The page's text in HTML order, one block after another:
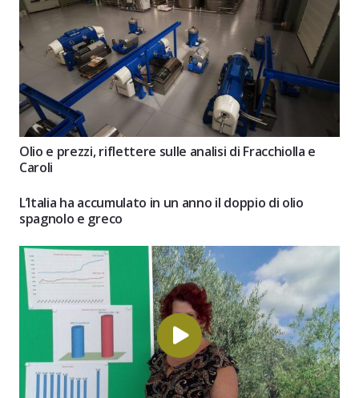
Olio e prezzi, riflettere sulle analisi di Fracchiolla e
Caroli
L’Italia ha accumulato in un anno il doppio di olio
spagnolo e greco